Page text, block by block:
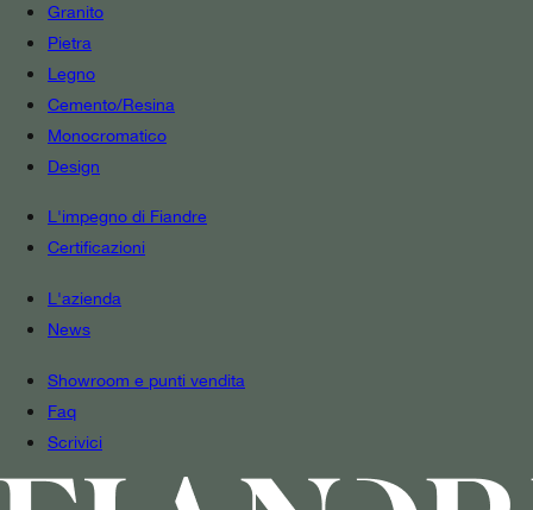
Granito
Pietra
Legno
Cemento/Resina
Monocromatico
Design
L'impegno di Fiandre
Certificazioni
L'azienda
News
Showroom e punti vendita
Faq
Scrivici